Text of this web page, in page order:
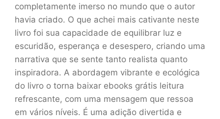
completamente imerso no mundo que o autor
havia criado. O que achei mais cativante neste
livro foi sua capacidade de equilibrar luz e
escuridão, esperança e desespero, criando uma
narrativa que se sente tanto realista quanto
inspiradora. A abordagem vibrante e ecológica
do livro o torna baixar ebooks grátis leitura
refrescante, com uma mensagem que ressoa
em vários níveis. É uma adição divertida e